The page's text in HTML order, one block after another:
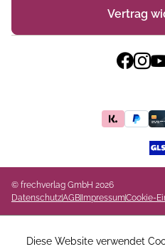
Vertrag
© frechverlag GmbH 2026
DatenschutzAGB ImpressumCookie-
Diese Website verwendet